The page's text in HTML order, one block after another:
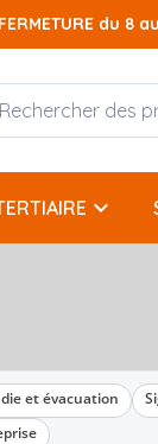
FERMETURE du 8
keyboard_arrow_down
et évacuation